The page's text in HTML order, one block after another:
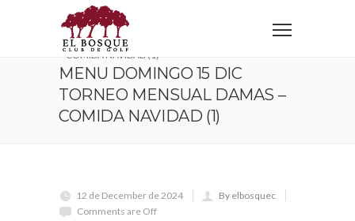
Home
MENU DOMINGO 15 DIC TORNEO MENSUAL DAMAS
– COMIDA NAVIDAD (1)
MENU DOMINGO 15 DIC
TORNEO MENSUAL DAMAS –
COMIDA NAVIDAD (1)
12 de December de 2024
By elbosquec
Comments are Off